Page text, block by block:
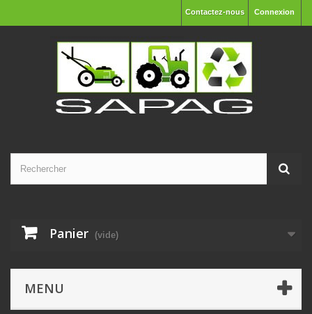
Connexion
Contactez-nous
Panier (vide)
MENU